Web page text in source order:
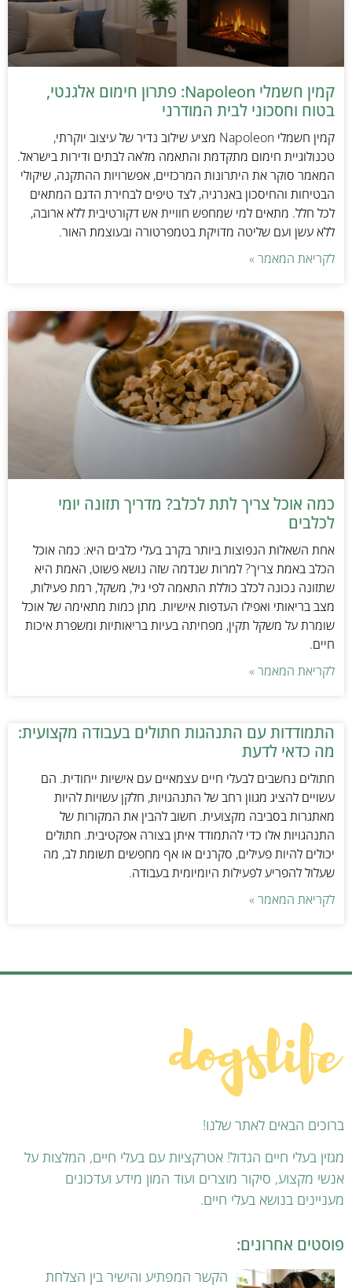
קמין חשמלי Napoleon: פתרון חימום אלגנטי,
בטוח וחסכוני לבית המודרני
קמין חשמלי Napoleon מציע שילוב נדיר של עיצוב יוקרתי,
טכנולוגיית חימום מתקדמת והתאמה מלאה לבתים ודירות בישראל.
המאמר סוקר את היתרונות המרכזיים, אפשרויות ההתקנה, שיקולי
הבטיחות והחיסכון באנרגיה, לצד טיפים לבחירת הדגם המתאים
לכל חלל. מתאים למי שמחפש חוויית אש דקורטיבית ללא ארובה,
ללא עשן ועם שליטה מדויקת בטמפרטורה ובעוצמת האור.
לקריאת המאמר »
כמה אוכל צריך לתת לכלב? מדריך תזונה יומי
לכלבים
אחת השאלות הנפוצות ביותר בקרב בעלי כלבים היא: כמה אוכל
הכלב באמת צריך? למרות שנדמה שזה נושא פשוט, האמת היא
שתזונה נכונה לכלב כוללת התאמה לפי גיל, משקל, רמת פעילות,
מצב בריאותי ואפילו העדפות אישיות. מתן כמות מתאימה של אוכל
שומרת על משקל תקין, מפחיתה בעיות בריאותיות ומשפרת איכות
חיים.
לקריאת המאמר »
התמודדות עם התנהגות חתולים בעבודה מקצועית:
מה כדאי לדעת
חתולים נחשבים לבעלי חיים עצמאיים עם אישיות ייחודית. הם
עשויים להציג מגוון רחב של התנהגויות, חלקן עשויות להיות
מאתגרות בסביבה מקצועית. חשוב להבין את המקורות של
התנהגויות אלו כדי להתמודד איתן בצורה אפקטיבית. חתולים
יכולים להיות פעילים, סקרנים או אף מחפשים תשומת לב, מה
שעלול להפריע לפעילות היומיומית בעבודה.
לקריאת המאמר »
ברוכים הבאים לאתר שלנו!
מגזין בעלי חיים הגדול! אטרקציות עם בעלי חיים, המלצות על
אנשי מקצוע, סיקור מוצרים ועוד המון מידע ועדכונים
מעניינים בנושא בעלי חיים.
פוסטים אחרונים:
הקשר המפתיע והישיר בין הצלחת